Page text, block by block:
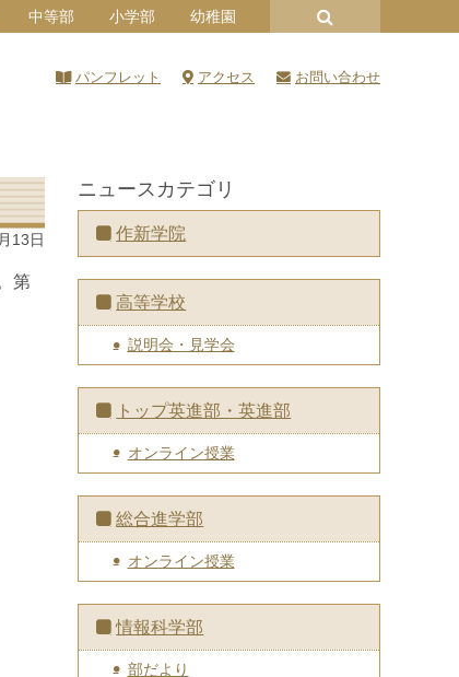
中等部 小学部 幼稚園
パンフレット
アクセス お問い合わせ
13日
第
ニュースカテゴリ
作新学院
高等学校
説明会・見学会
トップ英進部・英進部
オンライン授業
総合進学部
オンライン授業
情報科学部
部だより